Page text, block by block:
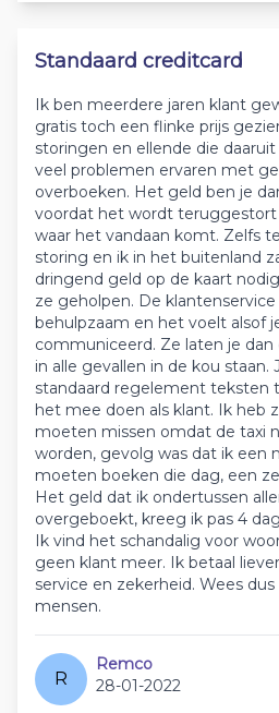
Standaard creditcard
Ik ben meerdere jaren klant
gratis toch een flinke prijs
storingen en ellende die
veel problemen ervaren met
overboeken. Het geld ben je
voordat het wordt
waar het vandaan komt. Zelfs
storing en ik in het buitenland
dringend geld op de kaart
ze geholpen. De klantenservice
behulpzaam en het voelt alsof
communiceerd. Ze laten je
in alle gevallen in de kou staan.
standaard regelement teksten
het mee doen als klant. Ik heb
moeten missen omdat de taxi
worden, gevolg was dat ik een
moeten boeken die dag, een
Het geld dat ik ondertussen
overgeboekt, kreeg ik pas 4
Ik vind het schandalig voor
geen klant meer. Ik betaal
service en zekerheid. Wees
mensen.
R
Remco
28-01-2022